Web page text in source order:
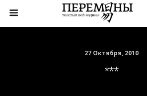
27 Октября, 2010
***